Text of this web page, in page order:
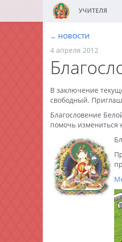
УЧИТЕЛЯ
← НОВОСТИ
4 апреля 2012
В заключение
свободный.
Благословение
помочь измениться